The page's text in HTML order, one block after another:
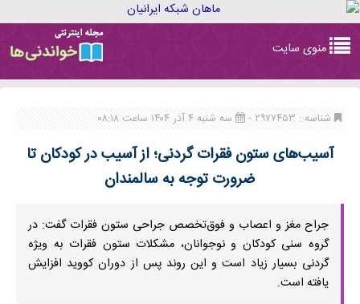
navigation
منوی سایت
شناسه : ۲۹۷۷۴۵۳ - سه شنبه ۴ آذر ۱۴۰۴ ساعت ۰۸:۱۸
آسیب‌های ستون فقرات گردنی؛ از آسیب‌ در کودکان تا
ضرورت توجه به سالمندان
جراح مغز و اعصاب و فوق‌تخصص جراحی ستون فقرات گفت: در
گروه سنی کودکان و نوجوانان، مشکلات ستون فقرات به ویژه
گردنی بسیار زیاد است و این روند پس از دوران کووید افزایش
یافته است.